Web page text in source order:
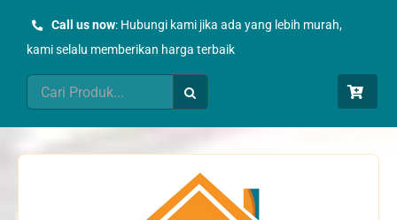
Call us now: Hubungi kami jika ada yang lebih murah,
kami selalu memberikan harga terbaik
Search
for: